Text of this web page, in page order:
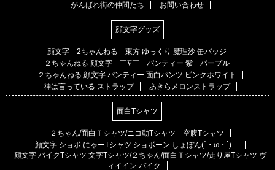
がんばれ街の仲間たち
お問い合わせ
顔文字グッズ
顔文字 2ちゃんねる 東方 ゆっくり 魔理沙 缶バッジ
２ちゃんねる 顔文字 ￣∇￣ パンティー 紫 パープル
２ちゃんねる 顔文字 パンティー 面白パンツ ピンクホワイト
神は言っている ストラップ
あきらメロンストラップ
面白Tシャツ
２ちゃん/面白Ｔシャツ/ニコ動Tシャツ 空腹Tシャツ
顔文字 ショボ にゃーTシャツ ショボーン しょぼん(´・ω・`)
顔文字 バイクTシャツ 文字Tシャツ/２ちゃん/面白Ｔシャツ/走り屋Tシャツ ヴ
ィイイン バイク